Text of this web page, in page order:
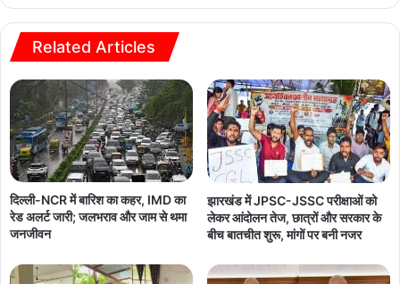
Related Articles
दिल्ली-NCR में बारिश का कहर, IMD का
रेड अलर्ट जारी; जलभराव और जाम से थमा
जनजीवन
झारखंड में JPSC-JSSC परीक्षाओं को
लेकर आंदोलन तेज, छात्रों और सरकार के
बीच बातचीत शुरू, मांगों पर बनी नजर